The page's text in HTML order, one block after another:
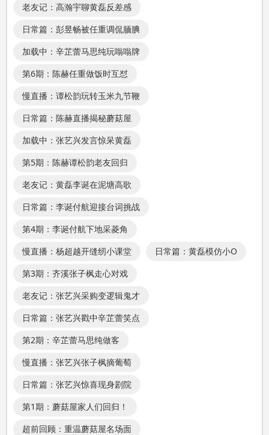
老友记：高瀚宇聊黄磊反差感
日常篇：彭昱畅被任重调侃腼腆
加载中：辛芷蕾马思纯玩嗡嗡牌
第6期：陈赫任重做饭时互怼
慢直播：谭松韵玩转玉米九节鞭
日常篇：陈赫直播揭秘蘑菇屋
加载中：张艺兴发言惊呆黄磊
第5期：陈赫谭松韵老友回归
老友记：黄磊李诞在泥塘高歌
日常篇：李诞付航迎接台词挑战
第4期：李诞付航下地采菱角
慢直播：杨超越开缝纫小课堂
日常篇：黄磊模仿小O
第3期：齐溪张子枫走心对戏
老友记：张艺兴采购变逻辑鬼才
日常篇：张艺兴戳中辛芷蕾笑点
第2期：辛芷蕾马思纯做客
慢直播：张艺兴张子枫摘葡萄
日常篇：张艺兴惊喜现身剧院
第1期：蘑菇屋家人们回归！
超前回顾：重温蘑菇屋名场面